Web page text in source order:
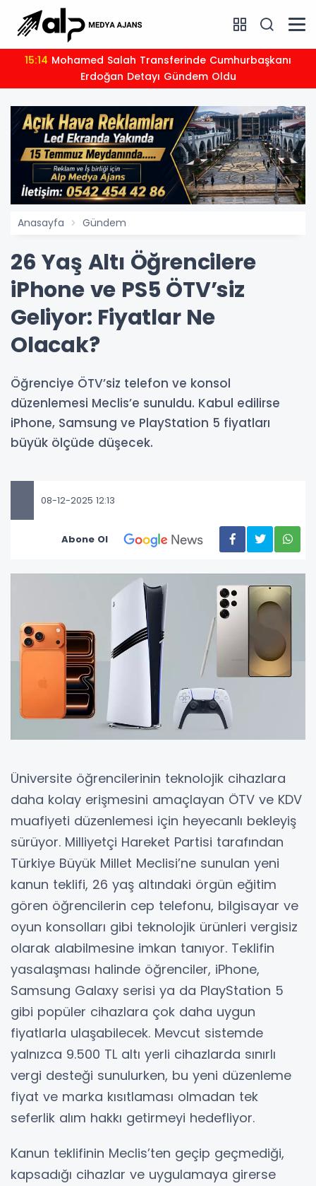
15:14
Erdoğan Detayı Gündem Oldu
Anasayfa Gündem
26 Yaş Altı Öğrencilere
iPhone ve PS5 ÖTV’siz
Geliyor: Fiyatlar Ne
Olacak?
Öğrenciye ÖTV’siz telefon ve konsol
düzenlemesi Meclis’e sunuldu. Kabul edilirse
iPhone, Samsung ve PlayStation 5 fiyatları
büyük ölçüde düşecek.
08-12-2025 12:13
Abone Ol
Üniversite öğrencilerinin teknolojik cihazlara
daha kolay erişmesini amaçlayan ÖTV ve KDV
muafiyeti düzenlemesi için heyecanlı bekleyiş
sürüyor. Milliyetçi Hareket Partisi tarafından
Türkiye Büyük Millet Meclisi’ne sunulan yeni
kanun teklifi, 26 yaş altındaki örgün eğitim
gören öğrencilerin cep telefonu, bilgisayar ve
oyun konsolları gibi teknolojik ürünleri vergisiz
olarak alabilmesine imkan tanıyor. Teklifin
yasalaşması halinde öğrenciler, iPhone,
Samsung Galaxy serisi ya da PlayStation 5
gibi popüler cihazlara çok daha uygun
fiyatlarla ulaşabilecek. Mevcut sistemde
yalnızca 9.500 TL altı yerli cihazlarda sınırlı
vergi desteği sunulurken, bu yeni düzenleme
fiyat ve marka kısıtlaması olmadan tek
seferlik alım hakkı getirmeyi hedefliyor.
Kanun teklifinin Meclis’ten geçip geçmediği,
kapsadığı cihazlar ve uygulamaya girerse